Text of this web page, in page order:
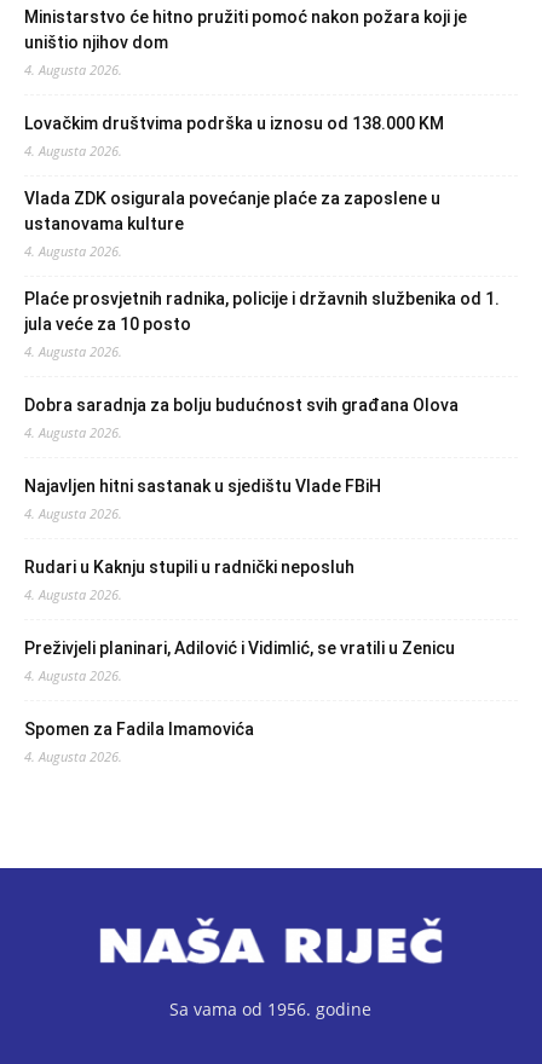
Ministarstvo će hitno pružiti pomoć nakon požara koji je
uništio njihov dom
4. Augusta 2026.
Lovačkim društvima podrška u iznosu od 138.000 KM
4. Augusta 2026.
Vlada ZDK osigurala povećanje plaće za zaposlene u
ustanovama kulture
4. Augusta 2026.
Plaće prosvjetnih radnika, policije i državnih službenika od 1.
jula veće za 10 posto
4. Augusta 2026.
Dobra saradnja za bolju budućnost svih građana Olova
4. Augusta 2026.
Najavljen hitni sastanak u sjedištu Vlade FBiH
4. Augusta 2026.
Rudari u Kaknju stupili u radnički neposluh
4. Augusta 2026.
Preživjeli planinari, Adilović i Vidimlić, se vratili u Zenicu
4. Augusta 2026.
Spomen za Fadila Imamovića
4. Augusta 2026.
Sa vama od 1956. godine